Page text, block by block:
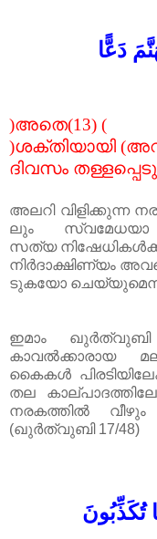
دَعًّا
(13) (
അതെ
)
(
ശക്തിയായി
)
ദിവസം
അലറി വിളിക്കുന്ന
ലും
സ്വമേധയാ
സത്യ
നിർദാക്ഷിണ്യം
ടുകയോ
ഇമാം ഖുർത്വുബി
കാവൽക്കാരായ
കൈകൾ
തല
നരകത്തിൽ വീഴും
(ഖുർത്വുബി17/48)
تُكَذِّبُونَ